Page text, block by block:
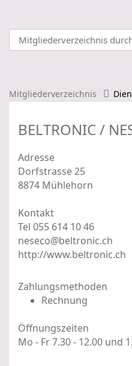
Mitgliederverzeichnis
BELTRONIC /
Adresse
Dorfstrasse 25
8874 Mühlehorn
Kontakt
Tel 055 614 10 46
neseco@beltronic.ch
http://www.beltronic.ch
Zahlungsmethoden
Rechnung
Öffnungszeiten
Mo - Fr 7.30 - 12.00 und